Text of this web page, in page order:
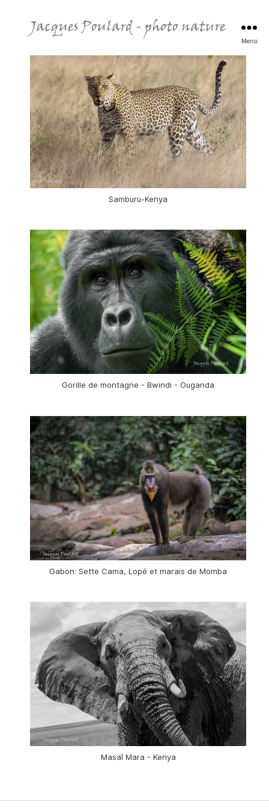
Poulard
photo
nature
Menu
Samburu-Kenya
Gorille de montagne - Bwindi - Ouganda
Gabon: Sette Cama, Lopé et marais de Momba
Masaî Mara - Kenya